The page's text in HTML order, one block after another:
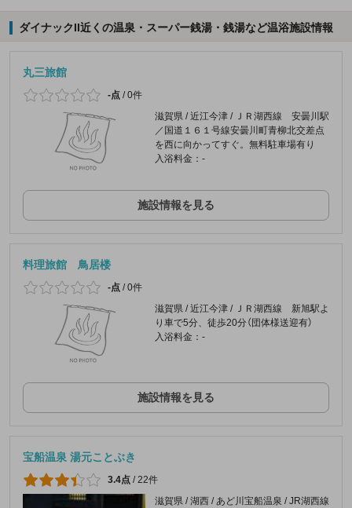
ダイナックII近くの温泉・スーパー銭湯・銭湯など温浴施設情報
丸三旅館
-点 /0件
滋賀県 / 近江今津 / ＪＲ湖西線 安曇川駅
／国道１６１号線安曇川町青柳北交差点
を西に向かってすぐ。無料駐車場有り
入浴料金：-
施設情報を見る
料理旅館 鳥居楼
-点 /0件
滋賀県 / 近江今津 / ＪＲ湖西線 新旭駅よ
り車で5分、徒歩20分（団体様送迎有）
入浴料金：-
施設情報を見る
宝船温泉 湯元ことぶき
3.4点 /22件
滋賀県 / 湖西 / あど川宝船温泉 / JR湖西線